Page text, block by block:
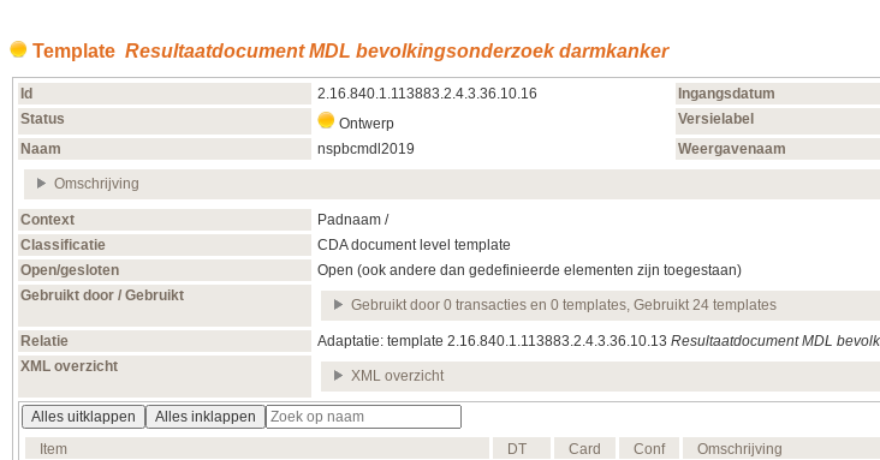
Template Resultaatdocument MDL bevolkingsonderzoek darmkanker
Id 2.16.840.1.113883.2.4.3.36.10.16 Ingangsdatum
Status
Ontwerp Versielabel
Naam
nspbcmdl2019 Weergavenaam
Omschrijving
Context
Padnaam /
Classificatie
CDA document level template
Open/gesloten
Open (ook andere dan gedefinieerde elementen zijn toegestaan)
Gebruikt door / Gebruikt
Gebruikt door 0 transacties en 0 templates, Gebruikt 24 templates
Relatie Adaptatie: template 2.16.840.1.113883.2.4.3.36.10.13 Resultaatdocument MDL
XML overzicht
XML overzicht
Alles uitklappen
Alles inklappen
Item
DT Card Conf Omschrijving